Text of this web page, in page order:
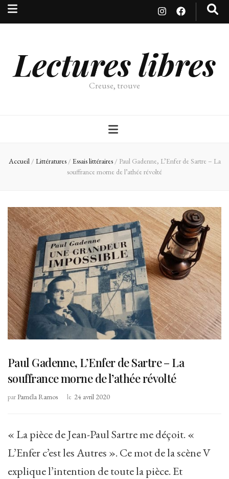
Lectures libres
Creuse, trouve
Accueil / Littératures / Essais littéraires / Paul Gadenne, L’Enfer de Sartre – La
souffrance morne de l’athée révolté
Paul Gadenne, L’Enfer de Sartre – La
souffrance morne de l’athée révolté
parPaméla Ramos le 24 avril 2020
« La pièce de Jean-Paul Sartre me déçoit. «
L’Enfer c’est les Autres ». Ce mot de la scène V
explique l’intention de toute la pièce. Et